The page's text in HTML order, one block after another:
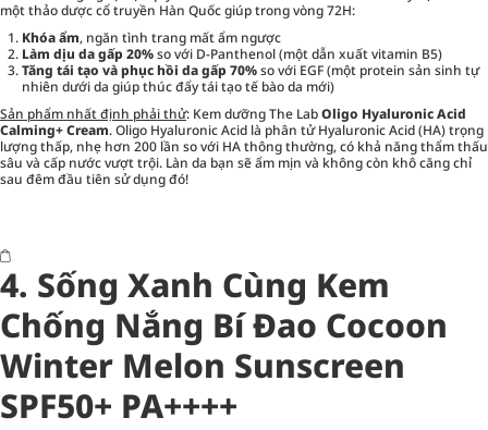
một thảo dược cổ truyền Hàn Quốc giúp trong vòng 72H:
Khóa ẩm, ngăn tình trang mất ẩm ngược
Làm dịu da gấp 20%so với D-Panthenol (một dẫn xuất vitamin B5)
Tăng tái tạo và phục hồi da gấp 70%so với EGF (một protein sản sinh tự
nhiên dưới da giúp thúc đẩy tái tạo tế bào da mới)
Sản phẩm nhất định phải thử: Kem dưỡng The LabOligo Hyaluronic Acid
Calming+ Cream. Oligo Hyaluronic Acid là phân tử Hyaluronic Acid (HA) trọng
lượng thấp, nhẹ hơn 200 lần so với HA thông thường, có khả năng thẩm thấu
sâu và cấp nước vượt trội. Làn da bạn sẽ ẩm mịn và không còn khô căng chỉ
sau đêm đầu tiên sử dụng đó!
4. Sống Xanh Cùng Kem
Chống Nắng Bí Đao Cocoon
Winter Melon Sunscreen
SPF50+ PA++++